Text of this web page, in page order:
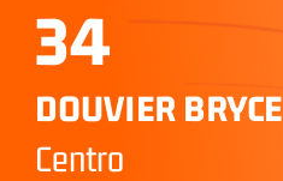
34
DOUVIER BRYCE
Centro